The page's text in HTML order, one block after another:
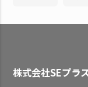
株式会社SEプラ